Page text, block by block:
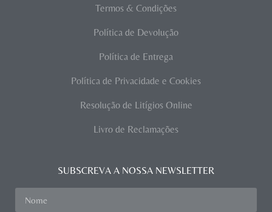
Termos & Condições
Política de Devolução
Política de Entrega
Política de Privacidade e Cookies
Resolução de Litígios Online
Livro de Reclamações
SUBSCREVA A NOSSA NEWSLETTER